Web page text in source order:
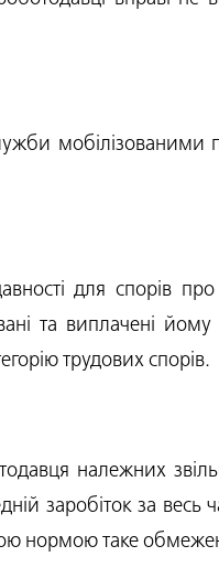
для спорів
та виплачені
трудових спорів.
належних
заробіток за
нормою таке